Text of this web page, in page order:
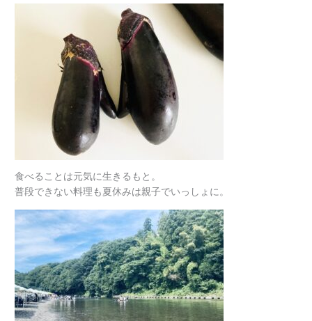
食べることは元気に生きるもと。
普段できない料理も夏休みは親子でいっしょに。